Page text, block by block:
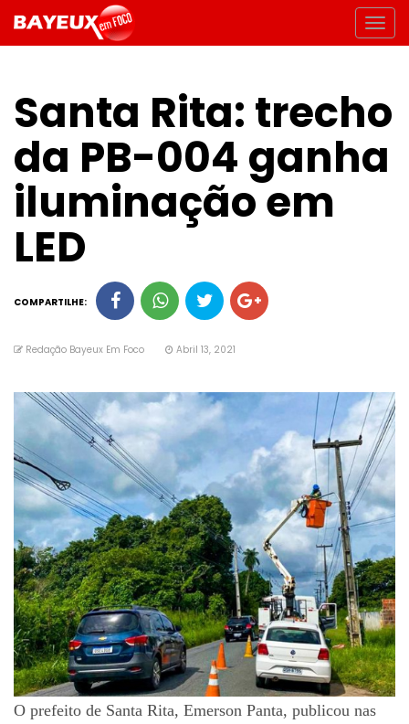
Santa Rita: trecho
da PB-004 ganha
iluminação em
LED
COMPARTILHE:
Redação Bayeux Em Foco Abril 13, 2021
O prefeito de Santa Rita, Emerson Panta, publicou nas